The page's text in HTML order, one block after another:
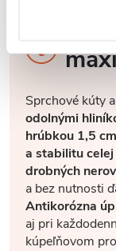
Sprchové kúty
odolnými
hrúbkou 1,5 cm
a stabilitu
drobných
a bez nutnosti
Antikorózna
aj pri
kúpeľňovom